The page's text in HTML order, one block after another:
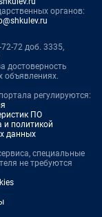
органов:
72 доб. 3335,
достоверность
объявлениях.
регулируются:
ПО
и политикой
данных
специальные
не требуются